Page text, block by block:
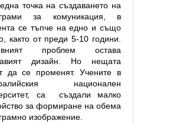
точка на създаването на
за комуникация, в
се тъпче на едно и също
както от преди 5-10 години.
проблем остава
дизайн. Но нещата
да се променят. Учените в
национален
са
създали малко
за формиране на обема
изображение.